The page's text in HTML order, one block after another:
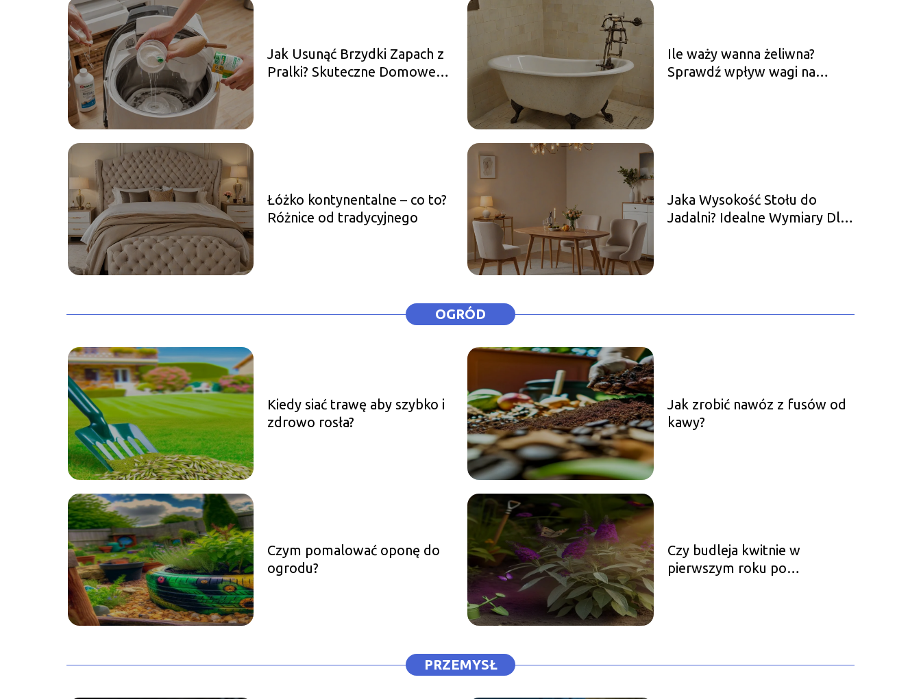
Jak Usunąć Brzydki Zapach z
Pralki? Skuteczne Domowe
Ile waży wanna żeliwna?
Sprawdź wpływ wagi na
Łóżko kontynentalne – co to?
Różnice od tradycyjnego
Jaka Wysokość Stołu do
Jadalni? Idealne Wymiary Dla
OGRÓD
Kiedy siać trawę aby szybko i
zdrowo rosła?
Jak zrobić nawóz z fusów od
kawy?
Czym pomalować oponę do
ogrodu?
Czy budleja kwitnie w
pierwszym roku po
PRZEMYSŁ